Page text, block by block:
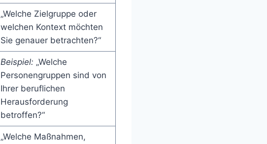
„Welche Zielgruppe oder
welchen Kontext möchten
Sie genauer betrachten?“
Beispiel: „Welche
Personengruppen sind von
Ihrer beruflichen
Herausforderung
betroffen?“
„Welche Maßnahmen,